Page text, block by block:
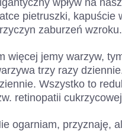
pietruszki, kapuście
zaburzeń wzroku.
więcej jemy warzyw,
trzy razy
Wszystko to
retinopatii
ogarniam, przyznaję,